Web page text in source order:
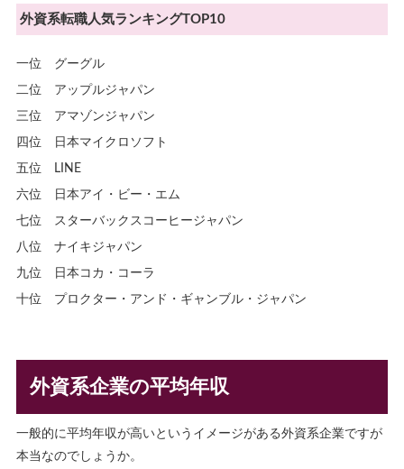
外資系転職人気ランキングTOP10
一位 グーグル
二位 アップルジャパン
三位 アマゾンジャパン
四位 日本マイクロソフト
五位 LINE
六位 日本アイ・ビー・エム
七位 スターバックスコーヒージャパン
八位 ナイキジャパン
九位 日本コカ・コーラ
十位 プロクター・アンド・ギャンブル・ジャパン
外資系企業の平均年収
一般的に平均年収が高いというイメージがある外資系企業ですが
本当なのでしょうか。